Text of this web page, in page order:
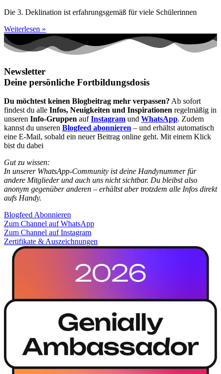
Die 3. Deklination ist erfahrungsgemäß für viele Schülerinnen
Weiterlesen »
Newsletter
Deine persönliche Fortbildungsdosis
Du möchtest keinen Blogbeitrag mehr verpassen? Ab sofort
findest du alle Infos, Neuigkeiten und Inspirationen regelmäßig in
unseren Info-Gruppen aufInstagram und WhatsApp. Zudem
kannst du unseren Blogfeed abonnieren – und erhältst automatisch
eine E-Mail, sobald ein neuer Beitrag online geht. Mit einem Klick
bist du dabei
Gut zu wissen:
In unserer WhatsApp-Community ist deine Handynummer für
andere Mitglieder und auch uns nicht sichtbar. Du bleibst also
anonym gegenüber anderen – erhältst aber trotzdem alle Infos direkt
aufs Handy.
Blogfeed Abonnieren
Zum Channel auf WhatsApp
Zum Channel auf Instagram
Zertifikate & Auszeichnungen